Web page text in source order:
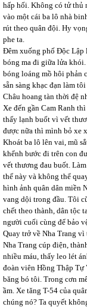
hấp hối. Không có tử thủ
vào một cái ba lô nhà
rút theo quân đội. Hy
phe ta.
Đêm xuống phố Độc Lập
bóng ma đi giữa lửa
bóng loáng mồ hôi phản
sẵn sàng khạc đạn làm
Châu hoang tàn thời đệ
Xe đến gần Cam Ranh
thấy lạnh buốt vì vết
được nữa thì mình bỏ xe
Khoát ba lô lên vai, mũ
khểnh bước đi trên con
vết thương đau buốt.
thế này và không thể
hình ảnh quân dân miền
vang dội trong đầu. Tôi
chết theo thành, dân tộc
người cuối cùng để bảo
Quay trở về Nha Trang
Nha Trang cúp điện,
nhiều máu, thấy leo lét
đoàn viên Hồng Thập
băng bó tôi. Trong cơn
ầm. Xe tăng T-54 của
chúng nó? Ta quyết